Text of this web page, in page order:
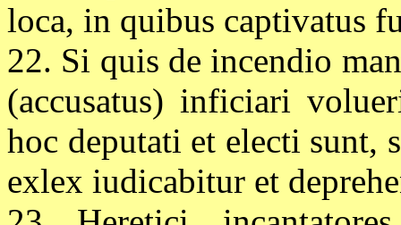
loca, in quibus captivatus
22. Si quis de incendio
(accusatus) inficiari
hoc deputati et electi sunt,
exlex iudicabitur et